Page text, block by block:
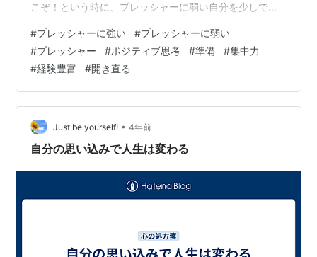
こぞ！という時に、プレッシャーに弱い自分を少しでも
な場面でも大丈夫という自信を持ちたい。と思っている
のですが… どうしたら、プレッシャーに強くなれるので
しょうか？ 自分の周りにいるプレッシャーに強い人の特
徴を思い浮かべながら考えてみました。 自分が感じてい
るプレッシャーに強い（自分には強く見えている）人の
特徴は、 ・ポジティブ思考・準備に抜かりがな…
#プレッシャーに強い #プレッシャーに弱い
#プレッシャー #ポジティブ思考 #準備 #集中力
#経験豊富 #開き直る
Just be yourself! • 4年前
自分の思い込みで人生は変わる